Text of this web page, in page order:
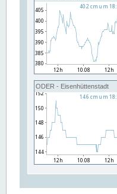
ODER - Eisenhüttenstadt